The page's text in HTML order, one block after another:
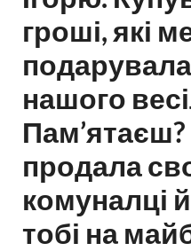
гроші, які
нашого
продала
комуналці
тобі на